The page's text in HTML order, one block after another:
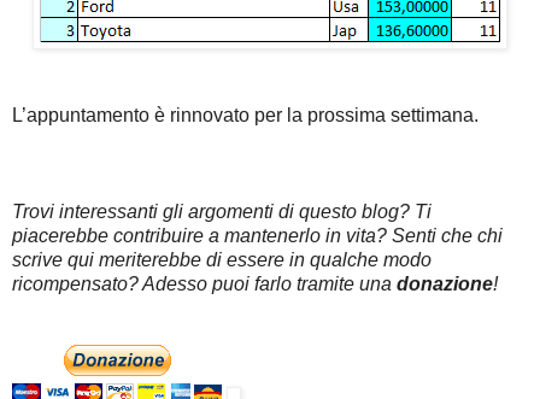
L’appuntamento è rinnovato per la prossima settimana.
Trovi interessanti gli argomenti di questo blog? Ti
piacerebbe contribuire a mantenerlo in vita? Senti che chi
scrive qui meriterebbe di essere in qualche modo
ricompensato? Adesso puoi farlo tramite una donazione!